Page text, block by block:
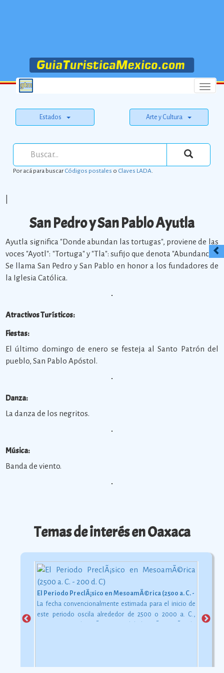
Menu
Estados Arte y Cultura
Por acá para buscarCódigos postales o Claves LADA.
San Pedro y San Pablo Ayutla
Ayutla significa "Donde abundan las tortugas", proviene de las
voces "Ayotl": "Tortuga" y "Tla": sufijo que denota "Abundancia".
Se llama San Pedro y San Pablo en honor a los fundadores de
la Iglesia Católica.
Atractivos Turísticos:
Fiestas:
El último domingo de enero se festeja al Santo Patrón del
pueblo, San Pablo Apóstol.
Danza:
La danza de los negritos.
Música:
Banda de viento.
Temas de interés en Oaxaca
El Periodo PreclÃ¡sico en MesoamÃ©rica (2500 a. C. - 200 d. C)
La fecha convencionalmente estimada para el inicio de
este periodo oscila alrededor de 2500 o 2000 a. C.,